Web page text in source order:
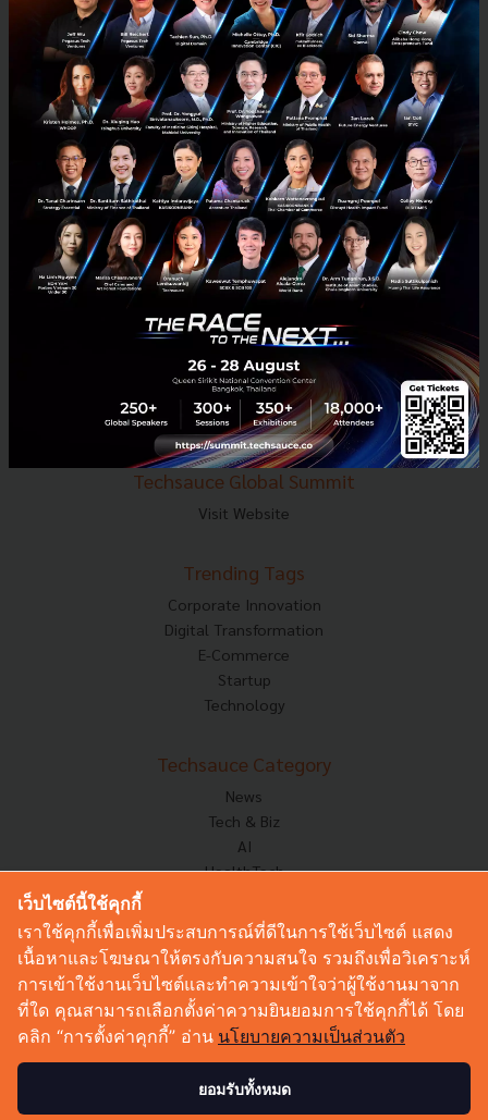
E-mail :contact@techsauce.co
Tel : 02-001-5375
Mobile : 06-4658-9500
Techsauce Media
About Techsauce
Techsauce Services
Privacy Policy
ส่งบทความ
Techsauce Global Summit
Visit Website
Trending Tags
Corporate Innovation
Digital Transformation
E-Commerce
Startup
Technology
Techsauce Category
News
Tech & Biz
AI
HealthTech
Corp Innov
Saucy Thoughts
Sustainable
Videos
Podcast
เว็บไซต์นี้ใช้คุกกี้
เราใช้คุกกี้เพื่อเพิ่มประสบการณ์ที่ดีในการใช้เว็บไซต์ แสดง
เนื้อหาและโฆษณาให้ตรงกับความสนใจ รวมถึงเพื่อวิเคราะห์
การเข้าใช้งานเว็บไซต์และทำความเข้าใจว่าผู้ใช้งานมาจาก
ที่ใด คุณสามารถเลือกตั้งค่าความยินยอมการใช้คุกกี้ได้ โดย
คลิก “การตั้งค่าคุกกี้” อ่าน นโยบายความเป็นส่วนตัว
ยอมรับทั้งหมด